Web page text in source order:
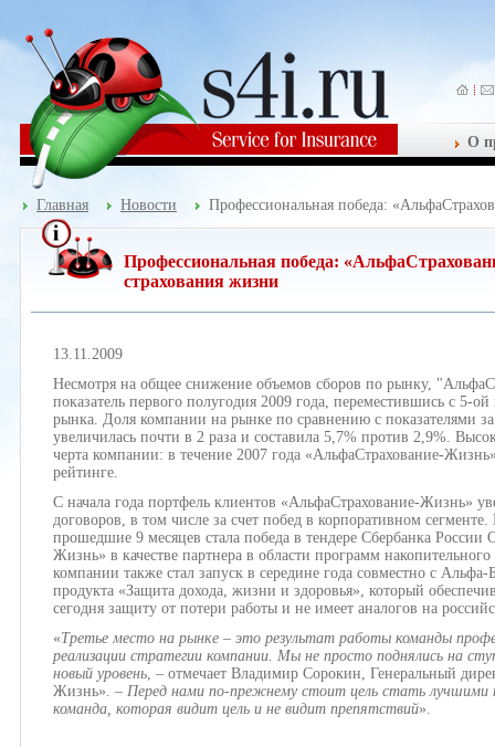
О
Главная Новости Профессиональная победа:
Профессиональная победа:
страхования жизни
13.11.2009
Несмотря на общее снижение объемов сборов по рынку,
показатель первого полугодия 2009 года, переместившись с 5-
рынка. Доля компании на рынке по сравнению с показателями
увеличилась почти в 2 раза и составила 5,7% против 2,9%.
черта компании: в течение 2007 года «АльфаСтрахование-
рейтинге.
С начала года портфель клиентов «АльфаСтрахование-Жизнь»
договоров, в том числе за счет побед в корпоративном
прошедшие 9 месяцев стала победа в тендере Сбербанка
Жизнь» в качестве партнера в области программ
компании также стал запуск в середине года совместно с
продукта «Защита дохода, жизни и здоровья», который
сегодня защиту от потери работы и не имеет аналогов на
«Третье место на рынке – это результат работы команды
реализации стратегии компании. Мы не просто поднялись на
новый уровень, – отмечает Владимир Сорокин, Генеральный
Жизнь». – Перед нами по-прежнему стоит цель стать лучшими
команда, которая видит цель и не видит препятствий».